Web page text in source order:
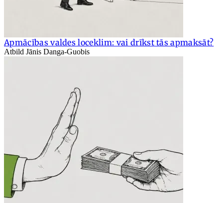
Apmācības valdes loceklim: vai drīkst tās apmaksāt?
Atbild Jānis Danga-Guobis